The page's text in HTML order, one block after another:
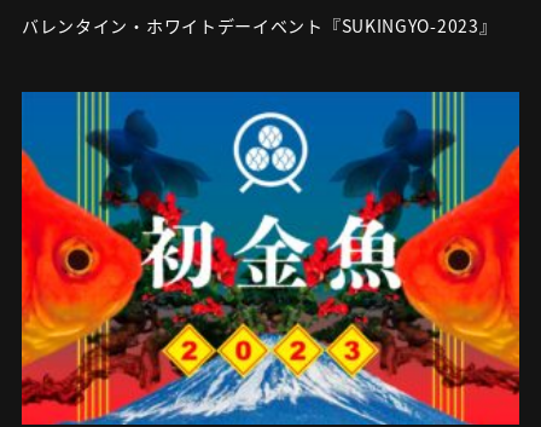
バレンタイン・ホワイトデーイベント『SUKINGYO-2023』